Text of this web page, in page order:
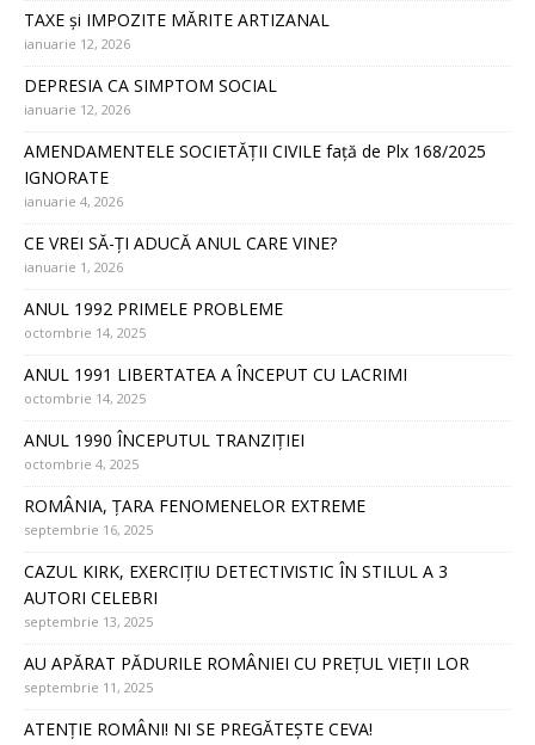
TAXE și IMPOZITE MĂRITE ARTIZANAL
ianuarie 12, 2026
DEPRESIA CA SIMPTOM SOCIAL
ianuarie 12, 2026
AMENDAMENTELE SOCIETĂȚII CIVILE față de Plx 168/2025
IGNORATE
ianuarie 4, 2026
CE VREI SĂ-ȚI ADUCĂ ANUL CARE VINE?
ianuarie 1, 2026
ANUL 1992 PRIMELE PROBLEME
octombrie 14, 2025
ANUL 1991 LIBERTATEA A ÎNCEPUT CU LACRIMI
octombrie 14, 2025
ANUL 1990 ÎNCEPUTUL TRANZIȚIEI
octombrie 4, 2025
ROMÂNIA, ȚARA FENOMENELOR EXTREME
septembrie 16, 2025
CAZUL KIRK, EXERCIȚIU DETECTIVISTIC ÎN STILUL A 3
AUTORI CELEBRI
septembrie 13, 2025
AU APĂRAT PĂDURILE ROMÂNIEI CU PREȚUL VIEȚII LOR
septembrie 11, 2025
ATENȚIE ROMÂNI! NI SE PREGĂTEȘTE CEVA!